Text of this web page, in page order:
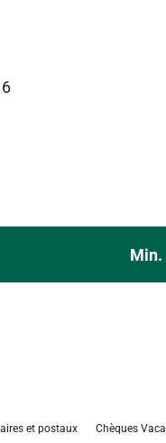
Min.
et postaux Chèques